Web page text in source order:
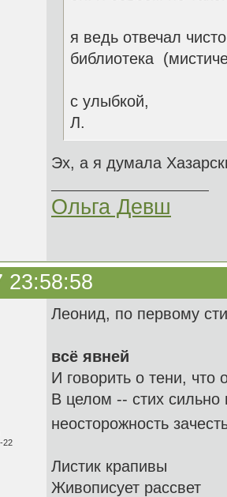
я ведь отвечал
библиотека
с улыбкой,
Л.
Эх, а я думала
Ольга Девш
23:58:58
22
Леонид, по первому
всё явней
И говорить о тени, что
В целом -- стих
неосторожность
Листик крапивы
Живописует рассвет